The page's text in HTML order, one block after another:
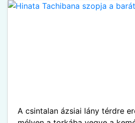
A csintalan ázsiai lány térdre